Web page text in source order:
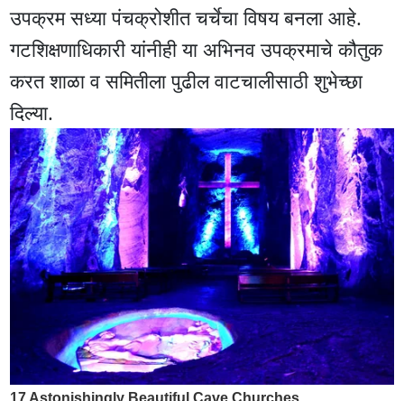
उपक्रम सध्या पंचक्रोशीत चर्चेचा विषय बनला आहे.
गटशिक्षणाधिकारी यांनीही या अभिनव उपक्रमाचे कौतुक
करत शाळा व समितीला पुढील वाटचालीसाठी शुभेच्छा
दिल्या.